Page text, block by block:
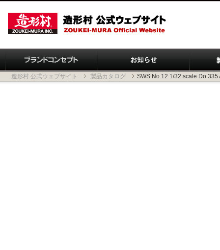
造形村 公式ウェブサイト 製品カタログ SWS No.12 1/32 scale Do 335